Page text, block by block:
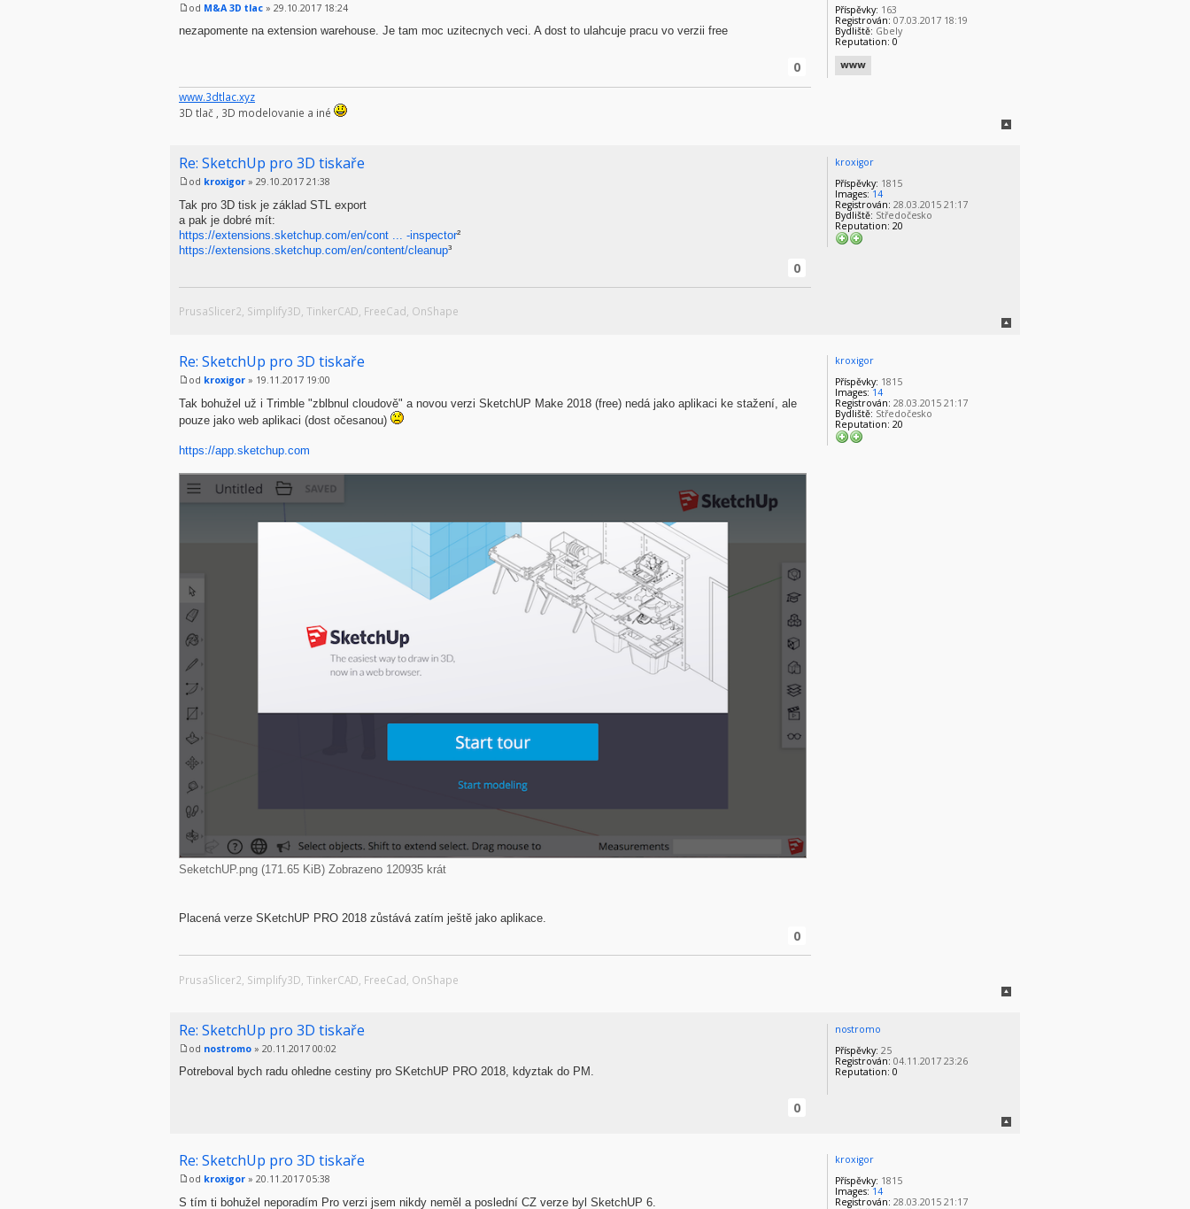
od M&A 3D tlac » 29.10.2017 18:24
nezapomente na extension warehouse. Je tam moc uzitecnych veci. A dost to ulahcuje pracu vo verzii free
0
www.3dtlac.xyz
3D tlač , 3D modelovanie a iné
Příspěvky: 163
Registrován: 07.03.2017 18:19
Bydliště: Gbely
Reputation: 0
Re: SketchUp pro 3D tiskaře
od kroxigor » 29.10.2017 21:38
Tak pro 3D tisk je základ STL export
a pak je dobré mít:
https://extensions.sketchup.com/en/cont ... -inspector²
https://extensions.sketchup.com/en/content/cleanup³
0
PrusaSlicer2, Simplify3D, TinkerCAD, FreeCad, OnShape
kroxigor
Příspěvky: 1815
Images: 14
Registrován: 28.03.2015 21:17
Bydliště: Středočesko
Reputation: 20
Re: SketchUp pro 3D tiskaře
od kroxigor » 19.11.2017 19:00
Tak bohužel už i Trimble "zblbnul cloudově" a novou verzi SketchUP Make 2018 (free) nedá jako aplikaci ke stažení, ale
pouze jako web aplikaci (dost očesanou)
https://app.sketchup.com
SeketchUP.png (171.65 KiB) Zobrazeno 120935 krát
Placená verze SKetchUP PRO 2018 zůstává zatím ještě jako aplikace.
0
PrusaSlicer2, Simplify3D, TinkerCAD, FreeCad, OnShape
kroxigor
Příspěvky: 1815
Images: 14
Registrován: 28.03.2015 21:17
Bydliště: Středočesko
Reputation: 20
Re: SketchUp pro 3D tiskaře
od nostromo » 20.11.2017 00:02
Potreboval bych radu ohledne cestiny pro SKetchUP PRO 2018, kdyztak do PM.
0
nostromo
Příspěvky: 25
Registrován: 04.11.2017 23:26
Reputation: 0
Re: SketchUp pro 3D tiskaře
od kroxigor » 20.11.2017 05:38
S tím ti bohužel neporadím Pro verzi jsem nikdy neměl a poslední CZ verze byl SketchUP 6.
kroxigor
Příspěvky: 1815
Images: 14
Registrován: 28.03.2015 21:17